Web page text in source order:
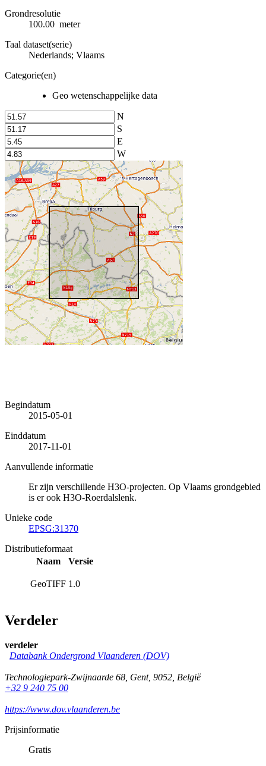
Grondresolutie
100.00 meter
Taal dataset(serie)
Nederlands; Vlaams
Categorie(en)
Geo wetenschappelijke data
N
S
E
W
Begindatum
2015-05-01
Einddatum
2017-11-01
Aanvullende informatie
Er zijn verschillende H3O-projecten. Op Vlaams grondgebied
is er ook H3O-Roerdalslenk.
Unieke code
EPSG:31370
Distributieformaat
Naam
Versie
GeoTIFF 1.0
Verdeler
verdeler
Databank Ondergrond Vlaanderen (DOV)
Technologiepark-Zwijnaarde 68, Gent, 9052, België
+32 9 240 75 00
https://www.dov.vlaanderen.be
Prijsinformatie
Gratis